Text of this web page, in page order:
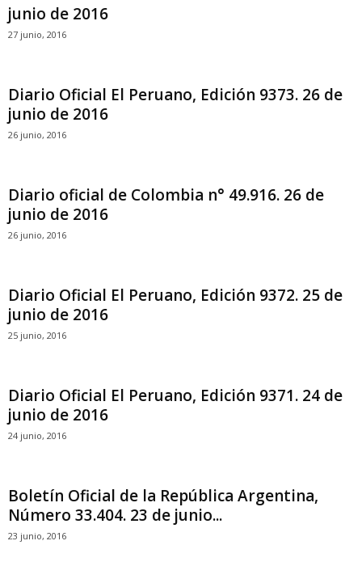
junio de 2016
27 junio, 2016
Diario Oficial El Peruano, Edición 9373. 26 de
junio de 2016
26 junio, 2016
Diario oficial de Colombia n° 49.916. 26 de
junio de 2016
26 junio, 2016
Diario Oficial El Peruano, Edición 9372. 25 de
junio de 2016
25 junio, 2016
Diario Oficial El Peruano, Edición 9371. 24 de
junio de 2016
24 junio, 2016
Boletín Oficial de la República Argentina,
Número 33.404. 23 de junio...
23 junio, 2016